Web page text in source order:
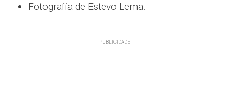
Fotografía de Estevo Lema.